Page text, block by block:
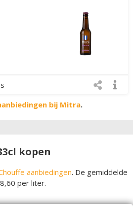
bij Mitra.
kopen
aanbiedingen. De gemiddelde
per liter.